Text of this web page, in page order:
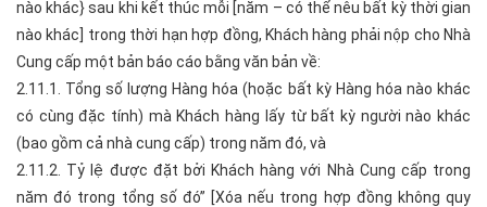
nào khác} sau khi kết thúc mỗi [năm – có thể nêu bất kỳ thời gian
nào khác] trong thời hạn hợp đồng, Khách hàng phải nộp cho Nhà
Cung cấp một bản báo cáo bằng văn bản về:
2.11.1. Tổng số lượng Hàng hóa (hoặc bất kỳ Hàng hóa nào khác
có cùng đặc tính) mà Khách hàng lấy từ bất kỳ người nào khác
(bao gồm cả nhà cung cấp) trong năm đó, và
2.11.2. Tỷ lệ được đặt bởi Khách hàng với Nhà Cung cấp trong
năm đó trong tổng số đó” [Xóa nếu trong hợp đồng không quy